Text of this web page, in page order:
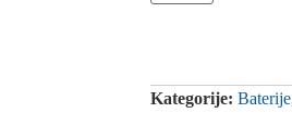
Kategorije: Baterije